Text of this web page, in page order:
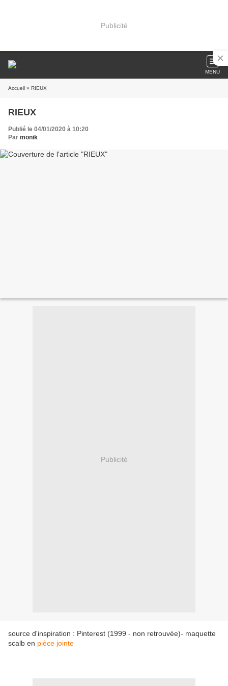
Publicité
MENU
Accueil » RIEUX
RIEUX
Publié le 04/01/2020 à 10:20
Par monik
Publicité
source d'inspiration : Pinterest (1999 - non retrouvée)- maquette
scalb en pièce jointe